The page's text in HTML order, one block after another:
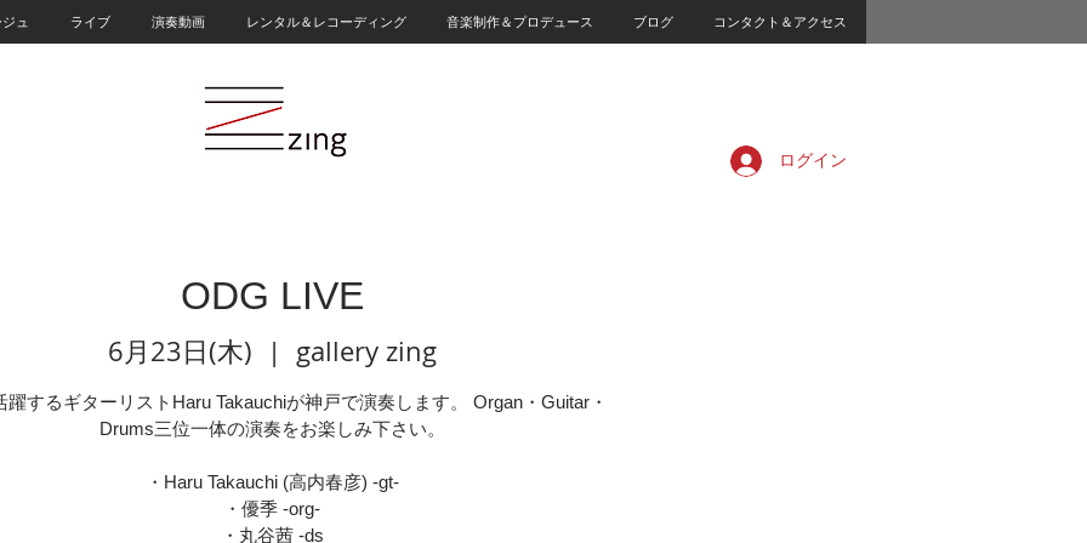
ュ ライブ 演奏動画 レンタル＆レコーディング 音楽制作＆プロデュース ブログ コンタクト＆アクセス
ログイン
ODG LIVE
6月23日(木)
  |
gallery zing
躍するギターリストHaru Takauchiが神戸で演奏します。 Organ・Guitar・
Drums三位一体の演奏をお楽しみ下さい。
・Haru Takauchi (高内春彦) -gt-
・優季 -org-
・丸谷茜 -ds